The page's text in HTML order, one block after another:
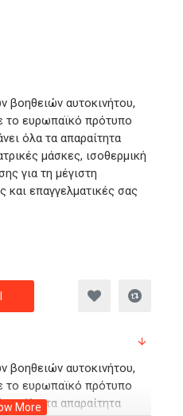
αυτοκινήτου,
το ευρωπαϊκό πρότυπο
όλα τα απαραίτητα
μάσκες, ισοθερμική
για τη μέγιστη
και επαγγελματικές σας
αυτοκινήτου,
το ευρωπαϊκό πρότυπο
όλα τα απαραίτητα